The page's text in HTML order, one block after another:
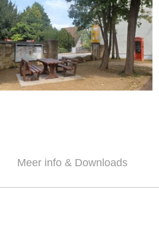
Meer info & Downloads